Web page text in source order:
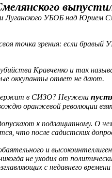
Луганского УБОБ над Юрием
точка зрения: если
Кравченко и так
оккупанты ответ не дают.
в СИЗО? Неужели
оранжевой революции
к подзащитному. О
что после садистских
и
не уходил от
с недавнего